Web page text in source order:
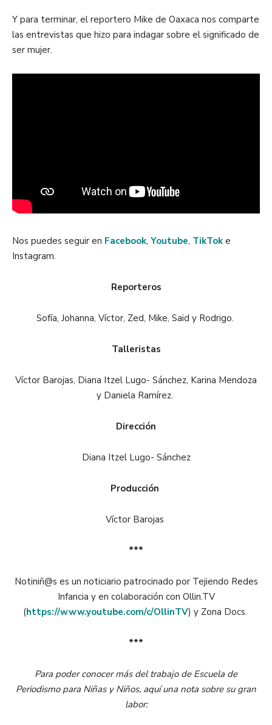
Y para terminar, el reportero Mike de Oaxaca nos comparte
las entrevistas que hizo para indagar sobre el significado de
ser mujer.
Nos puedes seguir en Facebook, Youtube, TikTok e
Instagram.
Reporteros
Sofía, Johanna, Víctor, Zed, Mike, Said y Rodrigo.
Talleristas
Víctor Barojas, Diana Itzel Lugo- Sánchez, Karina Mendoza
y Daniela Ramírez.
Dirección
Diana Itzel Lugo- Sánchez
Producción
Víctor Barojas
***
Notiniñ@s es un noticiario patrocinado por Tejiendo Redes
Infancia y en colaboración con Ollin.TV
(https://www.youtube.com/c/OllinTV) y Zona Docs.
***
Para poder conocer más del trabajo de Escuela de
Periodismo para Niñas y Niños, aquí una nota sobre su gran
labor: